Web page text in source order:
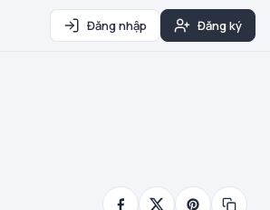
Đăng nhập Đăng ký